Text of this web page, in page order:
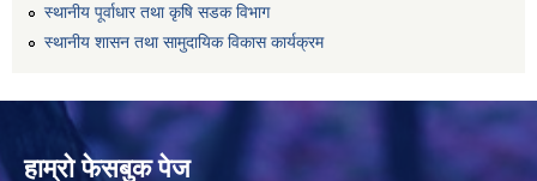
स्थानीय पूर्वाधार तथा कृषि सडक विभाग
स्थानीय शासन तथा सामुदायिक विकास कार्यक्रम
हाम्रो फेसबुक पेज